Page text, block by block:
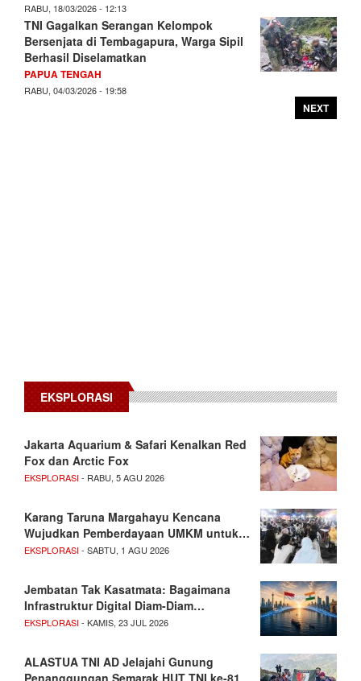
RABU, 18/03/2026 - 12:13
TNI Gagalkan Serangan Kelompok
Bersenjata di Tembagapura, Warga Sipil
Berhasil Diselamatkan
PAPUA TENGAH
RABU, 04/03/2026 - 19:58
NEXT
EKSPLORASI
Jakarta Aquarium & Safari Kenalkan Red
Fox dan Arctic Fox
EKSPLORASI- RABU, 5 AGU 2026
Karang Taruna Margahayu Kencana
Wujudkan Pemberdayaan UMKM untuk…
EKSPLORASI- SABTU, 1 AGU 2026
Jembatan Tak Kasatmata: Bagaimana
Infrastruktur Digital Diam-Diam…
EKSPLORASI- KAMIS, 23 JUL 2026
ALASTUA TNI AD Jelajahi Gunung
Penanggungan Semarak HUT TNI ke-81